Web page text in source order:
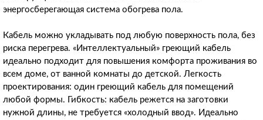
энергосберегающая система обогрева пола.
Кабель можно укладывать под любую поверхность пола, без
риска перегрева. «Интеллектуальный» греющий кабель
идеально подходит для повышения комфорта проживания во
всем доме, от ванной комнаты до детской. Легкость
проектирования: один греющий кабель для помещений
любой формы. Гибкость: кабель режется на заготовки
нужной длины, не требуется «холодный ввод». Идеально